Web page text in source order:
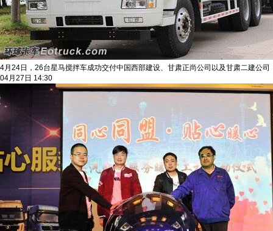
4月24日，26台星马搅拌车成功交付中国西部建设、甘肃正尚公司以及甘肃二建公
04月27日 14:30